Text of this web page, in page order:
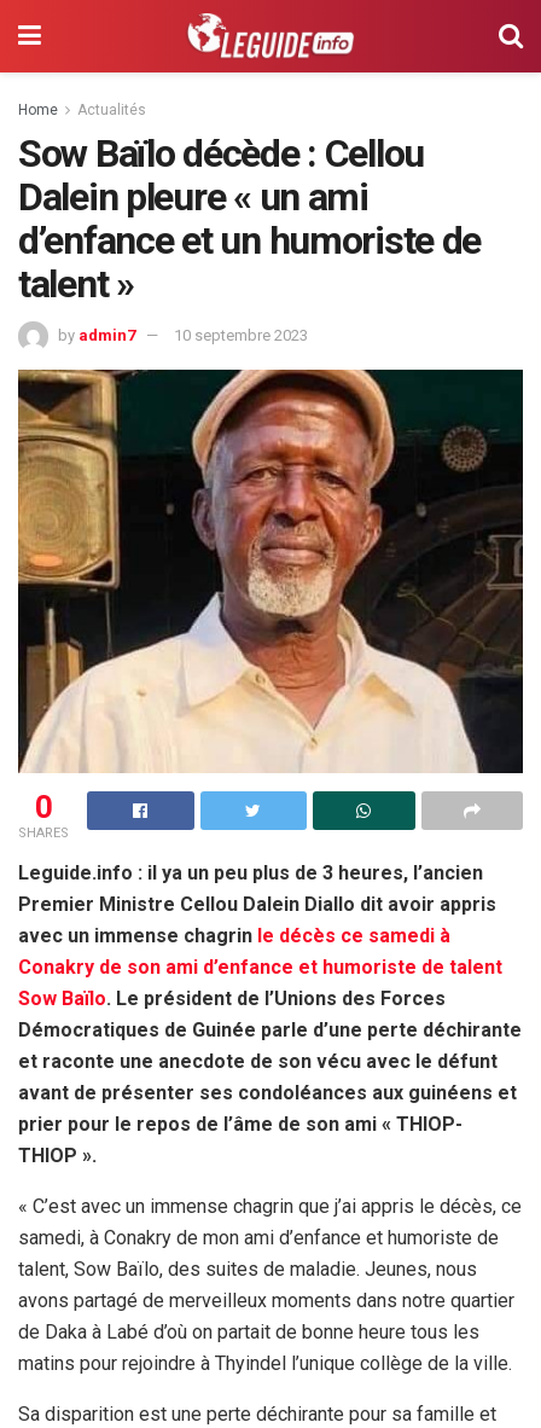
Home Actualités
Sow Baïlo décède : Cellou
Dalein pleure « un ami
d’enfance et un humoriste de
talent »
by admin7 10 septembre 2023
0
SHARES
Leguide.info : il ya un peu plus de 3 heures, l’ancien
Premier Ministre Cellou Dalein Diallo dit avoir appris
avec un immense chagrin le décès ce samedi à
Conakry de son ami d’enfance et humoriste de talent
Sow Baïlo. Le président de l’Unions des Forces
Démocratiques de Guinée parle d’une perte déchirante
et raconte une anecdote de son vécu avec le défunt
avant de présenter ses condoléances aux guinéens et
prier pour le repos de l’âme de son ami « THIOP-
THIOP ».
« C’est avec un immense chagrin que j’ai appris le décès, ce
samedi, à Conakry de mon ami d’enfance et humoriste de
talent, Sow Baïlo, des suites de maladie. Jeunes, nous
avons partagé de merveilleux moments dans notre quartier
de Daka à Labé d’où on partait de bonne heure tous les
matins pour rejoindre à Thyindel l’unique collège de la ville.
Sa disparition est une perte déchirante pour sa famille et